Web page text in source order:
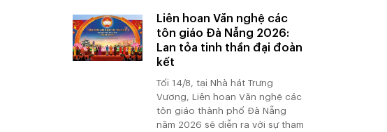
Liên hoan Văn nghệ các
tôn giáo Đà Nẵng 2026:
Lan tỏa tinh thần đại đoàn
kết
Tối 14/8, tại Nhà hát Trưng
Vương, Liên hoan Văn nghệ các
tôn giáo thành phố Đà Nẵng
năm 2026 sẽ diễn ra với sự tham